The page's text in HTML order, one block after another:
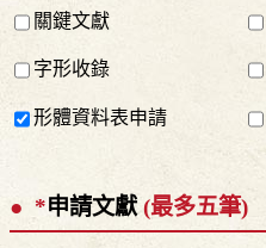
關鍵文獻
字形收錄
形體資料表申請
*申請文獻(最多五筆)